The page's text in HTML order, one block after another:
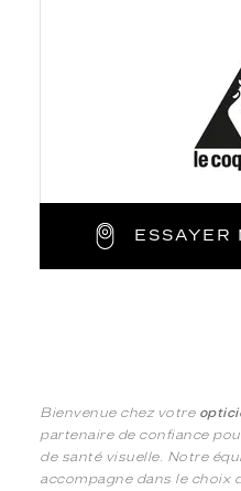
ESSAYER
Bienvenue chez votre
partenaire de confiance
de santé visuelle. Notre
accompagne dans le choix